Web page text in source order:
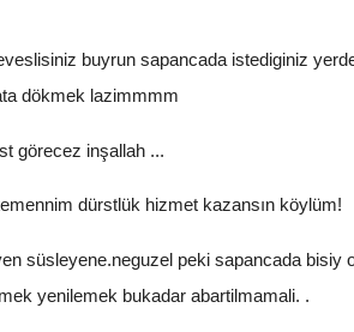
buyrun sapancada istediginiz
dökmek lazimmmm
görecez inşallah ...
dürstlük hizmet kazansın köylüm!
süsleyene.neguzel peki sapancada bisiy
yenilemek bukadar abartilmamali. .